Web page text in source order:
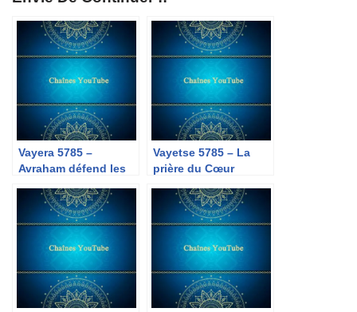
Vayera 5785 –
Avraham défend les
Vayetse 5785 – La
prière du Cœur